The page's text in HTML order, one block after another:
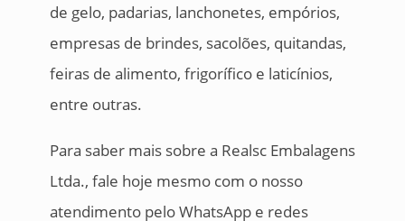
de gelo, padarias, lanchonetes, empórios,
empresas de brindes, sacolões, quitandas,
feiras de alimento, frigorífico e laticínios,
entre outras.
Para saber mais sobre a Realsc Embalagens
Ltda., fale hoje mesmo com o nosso
atendimento pelo WhatsApp e redes